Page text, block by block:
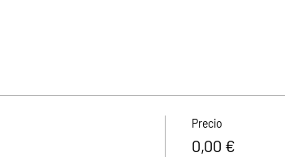
Precio
0,00 €